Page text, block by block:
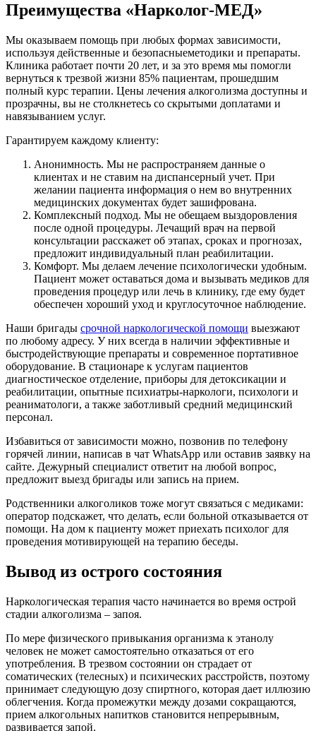
Преимущества «Нарколог-МЕД»
Мы оказываем помощь при любых формах зависимости,
используя действенные и безопасныеметодики и препараты.
Клиника работает почти 20 лет, и за это время мы помогли
вернуться к трезвой жизни 85% пациентам, прошедшим
полный курс терапии. Цены лечения алкоголизма доступны и
прозрачны, вы не столкнетесь со скрытыми доплатами и
навязыванием услуг.
Гарантируем каждому клиенту:
Анонимность. Мы не распространяем данные о
клиентах и не ставим на диспансерный учет. При
желании пациента информация о нем во внутренних
медицинских документах будет зашифрована.
Комплексный подход. Мы не обещаем выздоровления
после одной процедуры. Лечащий врач на первой
консультации расскажет об этапах, сроках и прогнозах,
предложит индивидуальный план реабилитации.
Комфорт. Мы делаем лечение психологически удобным.
Пациент может оставаться дома и вызывать медиков для
проведения процедур или лечь в клинику, где ему будет
обеспечен хороший уход и круглосуточное наблюдение.
Наши бригады срочной наркологической помощи выезжают
по любому адресу. У них всегда в наличии эффективные и
быстродействующие препараты и современное портативное
оборудование. В стационаре к услугам пациентов
диагностическое отделение, приборы для детоксикации и
реабилитации, опытные психиатры-наркологи, психологи и
реаниматологи, а также заботливый средний медицинский
персонал.
Избавиться от зависимости можно, позвонив по телефону
горячей линии, написав в чат WhatsApp или оставив заявку на
сайте. Дежурный специалист ответит на любой вопрос,
предложит выезд бригады или запись на прием.
Родственники алкоголиков тоже могут связаться с медиками:
оператор подскажет, что делать, если больной отказывается от
помощи. На дом к пациенту может приехать психолог для
проведения мотивирующей на терапию беседы.
Вывод из острого состояния
Наркологическая терапия часто начинается во время острой
стадии алкоголизма – запоя.
По мере физического привыкания организма к этанолу
человек не может самостоятельно отказаться от его
употребления. В трезвом состоянии он страдает от
соматических (телесных) и психических расстройств, поэтому
принимает следующую дозу спиртного, которая дает иллюзию
облегчения. Когда промежутки между дозами сокращаются,
прием алкогольных напитков становится непрерывным,
развивается запой.